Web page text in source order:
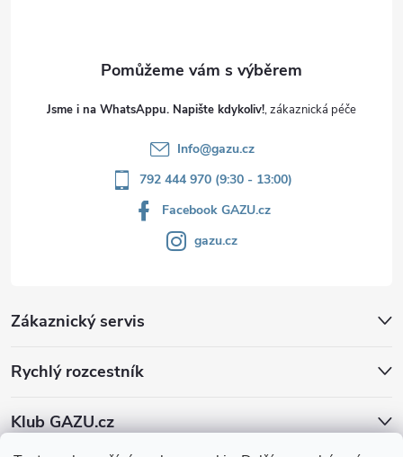
Jsme i na WhatsAppu. Napište kdykoliv!
Info@gazu.cz
792 444 970 (9:30 - 13:00)
Facebook GAZU.cz
gazu.cz
Zákaznický servis
Rychlý rozcestník
Klub GAZU.cz